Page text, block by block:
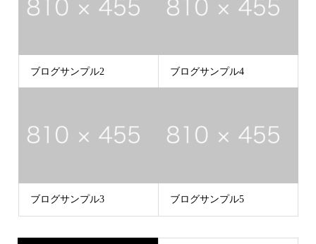
ブログサンプル2 ブログサンプル4
ブログサンプル3 ブログサンプル5